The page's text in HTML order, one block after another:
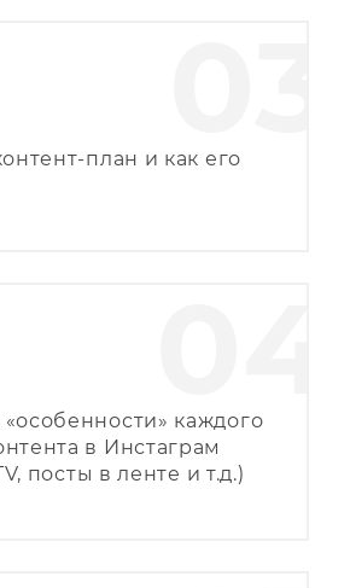
план и как его
каждого
в Инстаграм
посты в ленте и т.д.)